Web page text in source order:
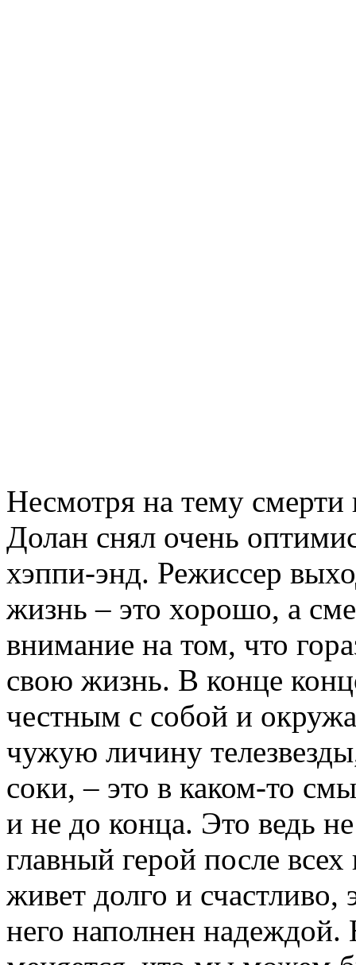
Несмотря на тему
Долан снял очень
хэппи-энд. Режиссер
жизнь – это хорошо, а
внимание на том, что
свою жизнь. В конце
честным с собой и
чужую личину
соки, – это в каком-то
и не до конца. Это ведь
главный герой после
живет долго и
него наполнен